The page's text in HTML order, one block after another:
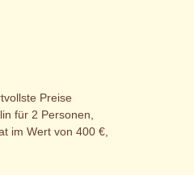
Preise
für 2 Personen,
im Wert von 400 €,